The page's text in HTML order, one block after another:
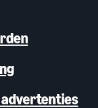
advertenties